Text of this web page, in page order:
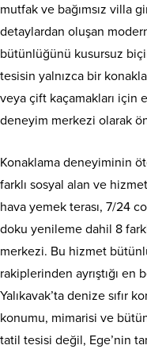
mutfak ve bağımsız villa
detaylardan oluşan
bütünlüğünü kusursuz
tesisin yalnızca bir
veya çift kaçamakları için
deneyim merkezi olarak
Konaklama deneyiminin
farklı sosyal alan ve
hava yemek terası, 7/24
doku yenileme dahil 8
merkezi. Bu hizmet
rakiplerinden ayrıştığı
Yalıkavak’ta denize sıfır
konumu, mimarisi ve
tatil tesisi değil, Ege’nin